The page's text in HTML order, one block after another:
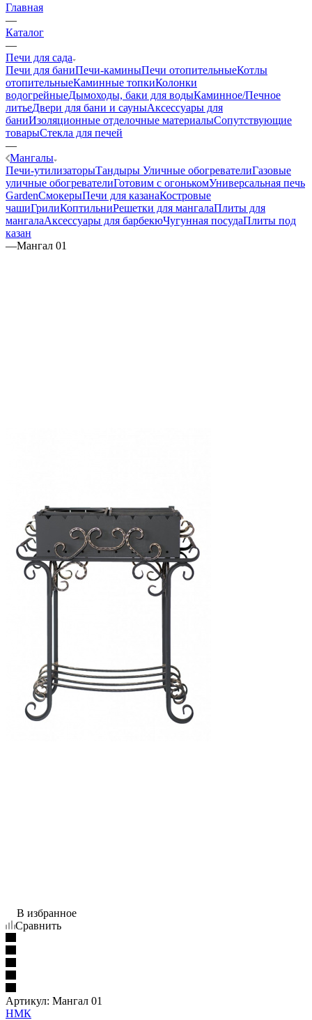
Главная
—
Каталог
—
Печи для сада
Печи для баниПечи-каминыПечи отопительныеКотлы
отопительныеКаминные топкиКолонки
водогрейныеДымоходы, баки для водыКаминное/Печное
литьеДвери для бани и сауныАксессуары для
баниИзоляционные отделочные материалыСопутствующие
товарыСтекла для печей
—
Мангалы
Печи-утилизаторыТандыры Уличные обогревателиГазовые
уличные обогревателиГотовим с огонькомУниверсальная печь
GardenСмокерыПечи для казанаКостровые
чашиГрилиКоптильниРешетки для мангалаПлиты для
мангалаАксессуары для барбекюЧугунная посудаПлиты под
казан
—Мангал 01
В избранное
Сравнить
Артикул: Мангал 01
НМК